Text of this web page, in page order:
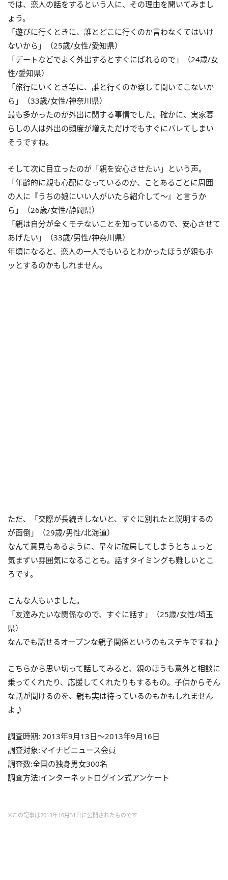
では、恋人の話をするという人に、その理由を聞いてみまし
ょう。
「遊びに行くときに、誰とどこに行くのか言わなくてはいけ
ないから」（25歳/女性/愛知県）
「デートなどでよく外出するとすぐにばれるので」（24歳/女
性/愛知県）
「旅行にいくとき等に、誰と行くのか察して聞いてこないか
ら」（33歳/女性/神奈川県）
最も多かったのが外出に関する事情でした。確かに、実家暮
らしの人は外出の頻度が増えただけでもすぐにバレてしまい
そうですね。
そして次に目立ったのが「親を安心させたい」という声。
「年齢的に親も心配になっているのか、ことあるごとに周囲
の人に『うちの娘にいい人がいたら紹介して～』と言うか
ら」（26歳/女性/静岡県）
「親は自分が全くモテないことを知っているので、安心させて
あげたい」（33歳/男性/神奈川県）
年頃になると、恋人の一人でもいるとわかったほうが親もホ
ッとするのかもしれません。
ただ、「交際が長続きしないと、すぐに別れたと説明するの
が面倒」（29歳/男性/北海道）
なんて意見もあるように、早々に破局してしまうとちょっと
気まずい雰囲気になることも。話すタイミングも難しいとこ
ろです。
こんな人もいました。
「友達みたいな関係なので、すぐに話す」（25歳/女性/埼玉
県）
なんでも話せるオープンな親子関係というのもステキですね♪
こちらから思い切って話してみると、親のほうも意外と相談に
乗ってくれたり、応援してくれたりもするもの。子供からそん
な話が聞けるのを、親も実は待っているのもかもしれません
よ♪
調査時期: 2013年9月13日～2013年9月16日
調査対象:マイナビニュース会員
調査数:全国の独身男女300名
調査方法:インターネットログイン式アンケート
※この記事は2013年10月31日に公開されたものです